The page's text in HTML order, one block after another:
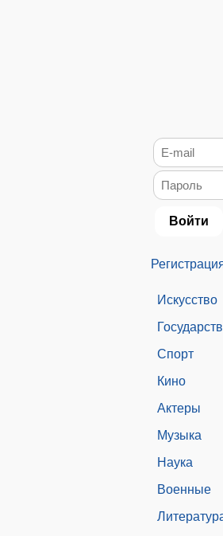
Искусство
Спорт
Кино
Актеры
Музыка
Наука
Военные